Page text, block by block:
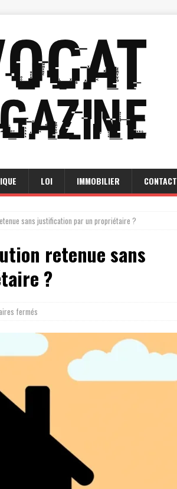
LOI IMMOBILIER CONTACT
sans justification par un propriétaire ?
retenue sans
?
fermés